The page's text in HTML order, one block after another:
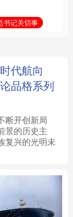
溯源中国
会展
悦读
上市公司
书记关切事
代航向
品格系列
断开创新局
景的历史主
复兴的光明未